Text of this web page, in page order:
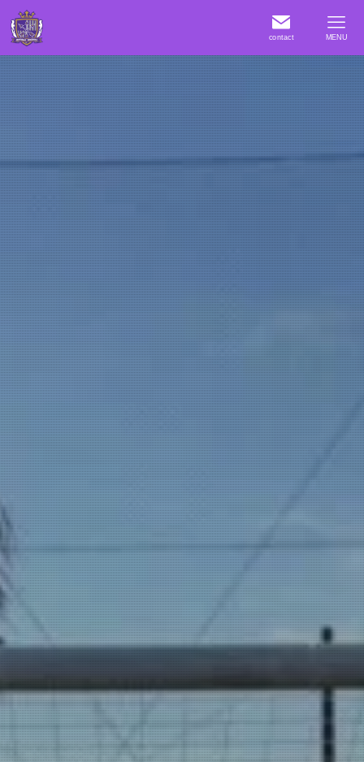
contact MENU